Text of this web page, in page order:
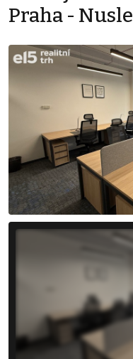
Praha - Nusle